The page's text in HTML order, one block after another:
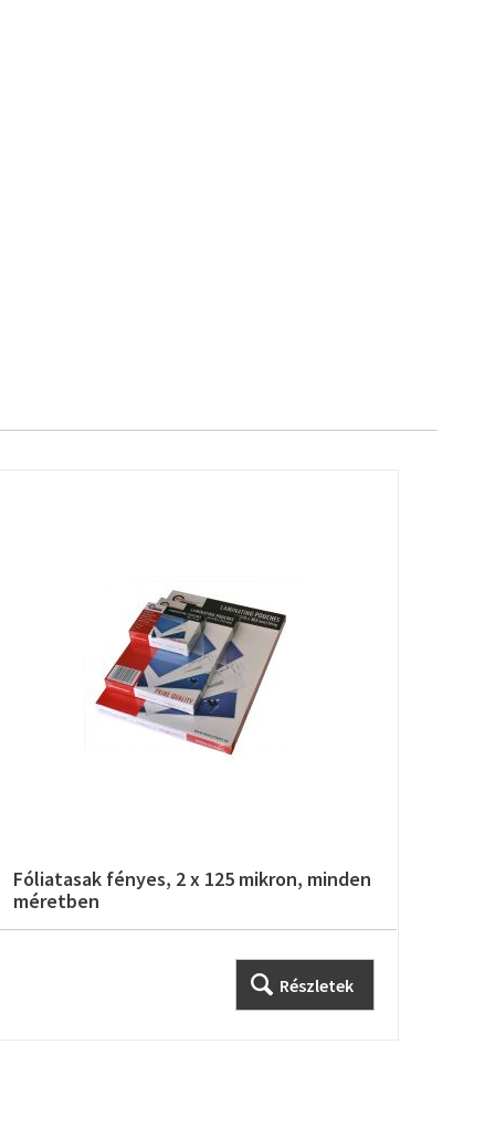
Fóliatasak fényes, 2 x 125 mikron, minden
méretben
Részletek